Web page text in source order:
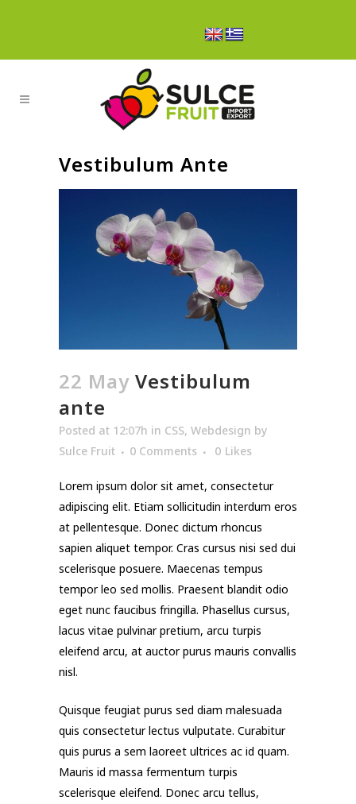
Vestibulum Ante
22 May Vestibulum
ante
Posted at 12:07h in CSS, Webdesign by
Sulce Fruit
0 Comments 0 Likes
Lorem ipsum dolor sit amet, consectetur
adipiscing elit. Etiam sollicitudin interdum eros
at pellentesque. Donec dictum rhoncus
sapien aliquet tempor. Cras cursus nisi sed dui
scelerisque posuere. Maecenas tempus
tempor leo sed mollis. Praesent blandit odio
eget nunc faucibus fringilla. Phasellus cursus,
lacus vitae pulvinar pretium, arcu turpis
eleifend arcu, at auctor purus mauris convallis
nisl.
Quisque feugiat purus sed diam malesuada
quis consectetur lectus vulputate. Curabitur
quis purus a sem laoreet ultrices ac id quam.
Mauris id massa fermentum turpis
scelerisque eleifend. Donec arcu tellus,